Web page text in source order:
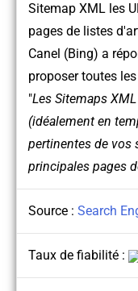
Sitemap XML les
pages de listes
Canel (Bing) a
proposer toutes
"Les Sitemaps
(idéalement en
pertinentes de vos
principales pages
Source : Search
Taux de fiabilité :